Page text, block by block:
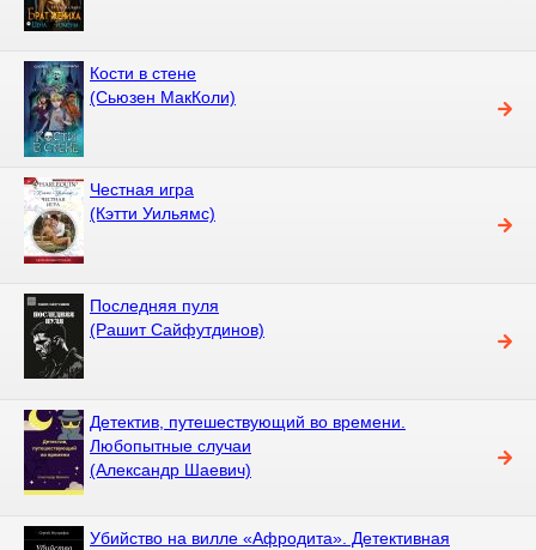
Кости в стене
(Сьюзен МакКоли)
Честная игра
(Кэтти Уильямс)
Последняя пуля
(Рашит Сайфутдинов)
Детектив, путешествующий во времени.
Любопытные случаи
(Александр Шаевич)
Убийство на вилле «Афродита». Детективная